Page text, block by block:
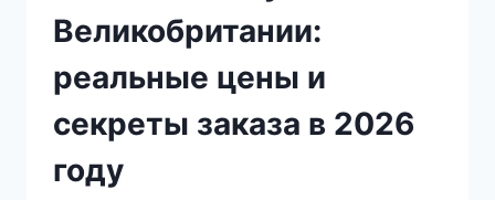
Великобритании:
реальные цены и
секреты заказа в 2026
году